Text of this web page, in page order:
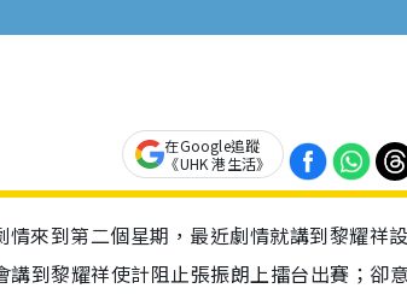
在Google追蹤
《UHK 港生活》
來到第二個星期，最近劇情就講到黎耀祥
到黎耀祥使計阻止張振朗上擂台出賽；卻